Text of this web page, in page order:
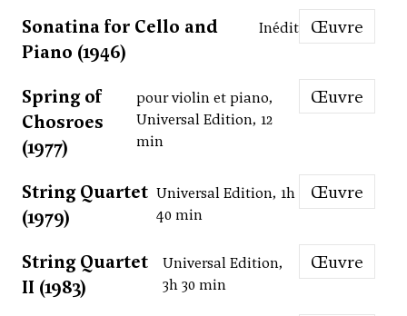
Sonatina for Cello and
Piano (1946)
Inédit Œuvre
Spring of
Chosroes
(1977)
pour violin et piano,
Universal Edition, 12
min
Œuvre
String Quartet
(1979)
Universal Edition, 1h
40 min
Œuvre
String Quartet
II (1983)
Universal Edition,
3h 30 min
Œuvre